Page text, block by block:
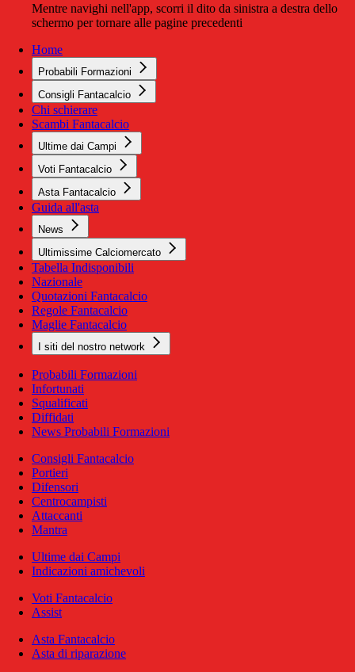
Mentre navighi nell'app, scorri il dito da sinistra a destra dello
schermo per tornare alle pagine precedenti
Home
Probabili Formazioni
Consigli Fantacalcio
Chi schierare
Scambi Fantacalcio
Ultime dai Campi
Voti Fantacalcio
Asta Fantacalcio
Guida all'asta
News
Ultimissime Calciomercato
Tabella Indisponibili
Nazionale
Quotazioni Fantacalcio
Regole Fantacalcio
Maglie Fantacalcio
I siti del nostro network
Probabili Formazioni
Infortunati
Squalificati
Diffidati
News Probabili Formazioni
Consigli Fantacalcio
Portieri
Difensori
Centrocampisti
Attaccanti
Mantra
Ultime dai Campi
Indicazioni amichevoli
Voti Fantacalcio
Assist
Asta Fantacalcio
Asta di riparazione